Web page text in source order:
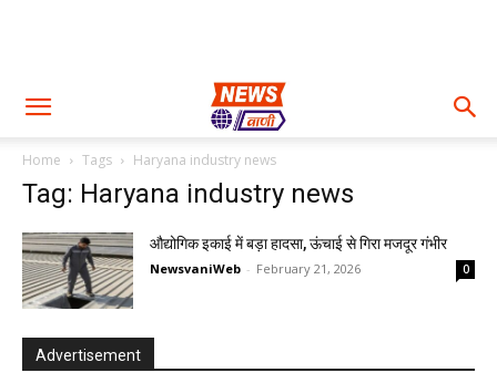
Home Tags Haryana industry news
Tag: Haryana industry news
औद्योगिक इकाई में बड़ा हादसा, ऊंचाई से गिरा मजदूर गंभीर
NewsvaniWeb - February 21, 2026 0
Advertisement